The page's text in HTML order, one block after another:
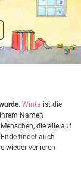
Winta ist die
Namen
die alle auf
findet auch
wieder verlieren